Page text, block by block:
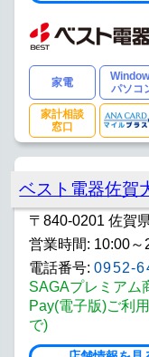
家電
パソコ
家計相談
窓口
ベスト電器佐賀
〒840-0201 佐賀
営業時間: 10:00～
電話番号: 0952-
SAGAプレミアム
Pay(電子版)ご利
で)